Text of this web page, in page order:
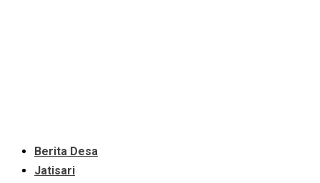
Berita Desa
Jatisari